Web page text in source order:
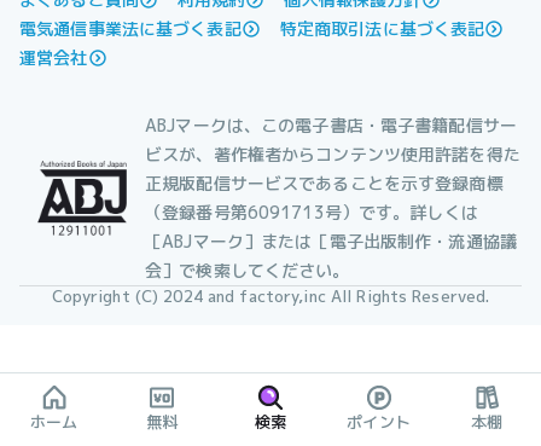
電気通信事業法に基づく表記
特定商取引法に基づく表記
運営会社
ABJマークは、この電子書店・電子書籍配信サー
ビスが、著作権者からコンテンツ使用許諾を得た
正規版配信サービスであることを示す登録商標
（登録番号第6091713号）です。詳しくは
［ABJマーク］または［電子出版制作・流通協議
会］で検索してください。
Copyright (C) 2024 and factory,inc All Rights Reserved.
ホーム 無料 検索 ポイント 本棚